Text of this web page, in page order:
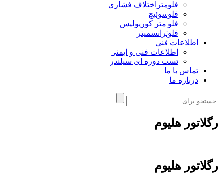
فلومتراختلاف فشاری
فلوسوئیچ
فلو متر کوریولیس
فلوترانسمیتر
اطلاعات فنی
اطلاعات فنی و ایمنی
تست دوره ای سیلندر
تماس با ما
درباره ما
رگلاتور هلیوم
رگلاتور هلیوم